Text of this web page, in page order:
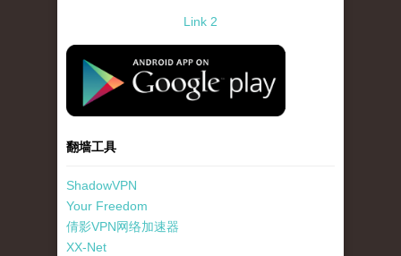
Link 2
standard-icon-googleplay-app-store.png
翻墙工具
ShadowVPN
Your Freedom
倩影VPN网络加速器
XX-Net